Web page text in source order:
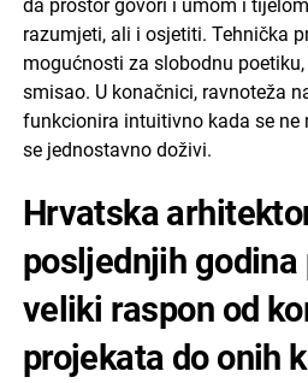
da prostor govori i umom i
razumjeti, ali i osjetiti. Tehnička
mogućnosti za slobodnu
smisao. U konačnici, ravnoteža
funkcionira intuitivno kada se ne
se jednostavno doživi.
Hrvatska
posljednjih godina
veliki raspon od
projekata do onih